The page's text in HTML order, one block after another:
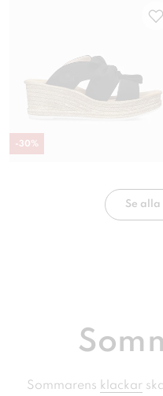
-30%
Se
Sommarens klackar